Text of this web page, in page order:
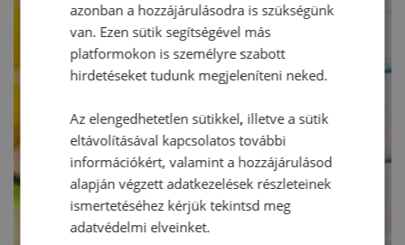
azonban a hozzájárulásodra is szükségünk
van. Ezen sütik segítségével más
platformokon is személyre szabott
hirdetéseket tudunk megjeleníteni neked.
Az elengedhetetlen sütikkel, illetve a sütik
eltávolításával kapcsolatos további
információkért, valamint a hozzájárulásod
alapján végzett adatkezelések részleteinek
ismertetéséhez kérjük tekintsd meg
adatvédelmi elveinket.